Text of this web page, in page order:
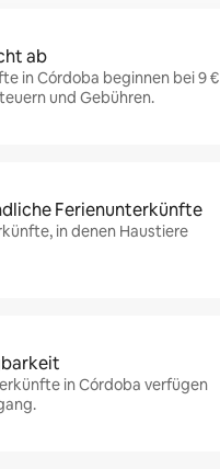
ab
in Córdoba beginnen bei 9 €
und Gebühren.
Ferienunterkünfte
in denen Haustiere
in Córdoba verfügen